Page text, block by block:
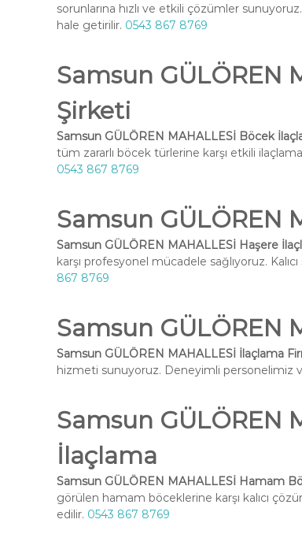
sorunlarına hızlı ve etkili çözümler
hale getirilir. 0543 867 8769
Samsun GÜLÖREN
Şirketi
Samsun GÜLÖREN MAHALLESİ Böcek
tüm zararlı böcek türlerine karşı etkili
0543 867 8769
Samsun GÜLÖREN
Samsun GÜLÖREN MAHALLESİ Haşere
karşı profesyonel mücadele sağlıyoruz.
867 8769
Samsun GÜLÖREN
Samsun GÜLÖREN MAHALLESİ İlaçlama
hizmeti sunuyoruz. Deneyimli personelimiz
Samsun GÜLÖREN
İlaçlama
Samsun GÜLÖREN MAHALLESİ Hamam
görülen hamam böceklerine karşı kalıcı
edilir. 0543 867 8769